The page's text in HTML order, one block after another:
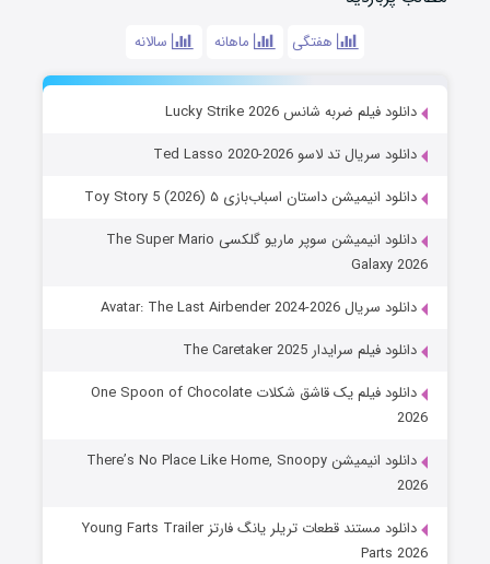
هفتگی ماهانه سالانه
دانلود فیلم ضربه شانس Lucky Strike 2026
دانلود سریال تد لاسو Ted Lasso 2020-2026
دانلود انیمیشن داستان اسباب‌بازی ۵ Toy Story 5 (2026)
دانلود انیمیشن سوپر ماریو گلکسی The Super Mario
Galaxy 2026
دانلود سریال Avatar: The Last Airbender 2024-2026
دانلود فیلم سرایدار The Caretaker 2025
دانلود فیلم یک قاشق شکلات One Spoon of Chocolate
2026
دانلود انیمیشن There’s No Place Like Home, Snoopy
2026
دانلود مستند قطعات تریلر یانگ فارتز Young Farts Trailer
Parts 2026